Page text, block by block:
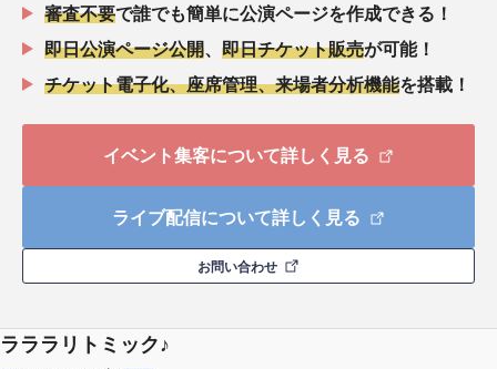
審査不要で誰でも簡単に公演ページを作成できる！
即日公演ページ公開
即日チケット販売が可能！
チケット電子化、座席管理、来場者分析機能を搭載！
イベント集客について詳しく見る
ライブ配信について詳しく見る
お問い合わせ
ラララリトミック♪